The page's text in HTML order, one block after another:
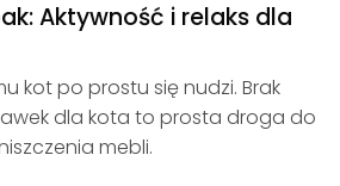
Aktywność i relaks dla
kot po prostu się nudzi. Brak
dla kota to prosta droga do
mebli.